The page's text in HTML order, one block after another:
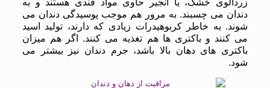
دندان می چسبند. به مرور هم موجب پوسیدگی دندان می
شوند. به خاطر کربوهیدرات زیادی که دارند، تولید اسید
می کنند و باکتری ها هم تغذیه می کنند. اگر هم میزان
باکتری های دهان بالا باشد، جرم دندان نیز بیشتر می
شود.